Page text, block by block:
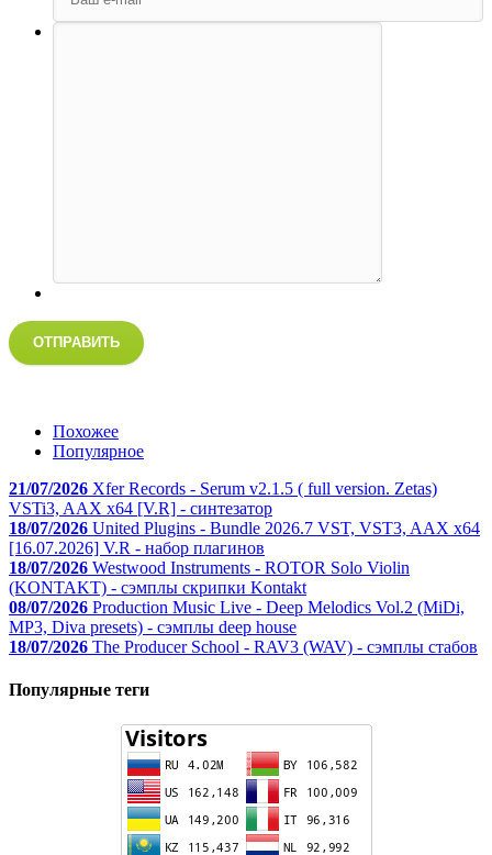
ОТПРАВИТЬ
Похожее
Популярное
21/07/2026 Xfer Records - Serum v2.1.5 ( full version. Zetas)
VSTi3, AAX x64 [V.R] - синтезатор
18/07/2026 United Plugins - Bundle 2026.7 VST, VST3, AAX x64
[16.07.2026] V.R - набор плагинов
18/07/2026 Westwood Instruments - ROTOR Solo Violin
(KONTAKT) - сэмплы скрипки Kontakt
08/07/2026 Production Music Live - Deep Melodics Vol.2 (MiDi,
MP3, Diva presets) - сэмплы deep house
18/07/2026 The Producer School - RAV3 (WAV) - сэмплы стабов
Популярные теги